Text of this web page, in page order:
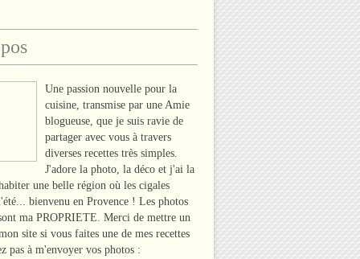
Une passion nouvelle pour la
cuisine, transmise par une Amie
blogueuse, que je suis ravie de
partager avec vous à travers
diverses recettes très simples.
J'adore la photo, la déco et j'ai la
une belle région où les cigales
bienvenu en Provence ! Les photos
ma PROPRIETE. Merci de mettre un
site si vous faites une de mes recettes
pas à m'envoyer vos photos :